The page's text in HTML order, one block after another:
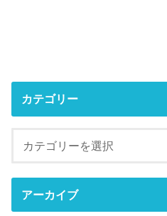
カテゴリー
アーカイブ